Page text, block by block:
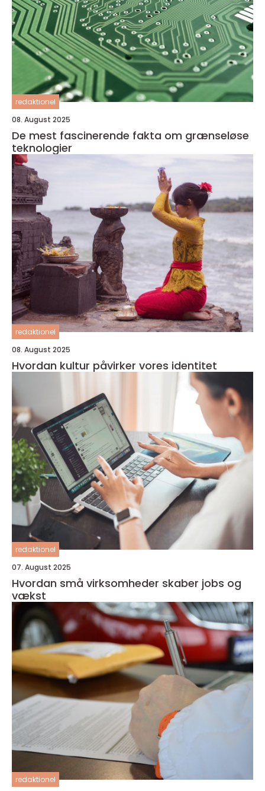
redaktionel
08. August 2025
De mest fascinerende fakta om grænseløse
teknologier
redaktionel
08. August 2025
Hvordan kultur påvirker vores identitet
redaktionel
07. August 2025
Hvordan små virksomheder skaber jobs og
vækst
redaktionel